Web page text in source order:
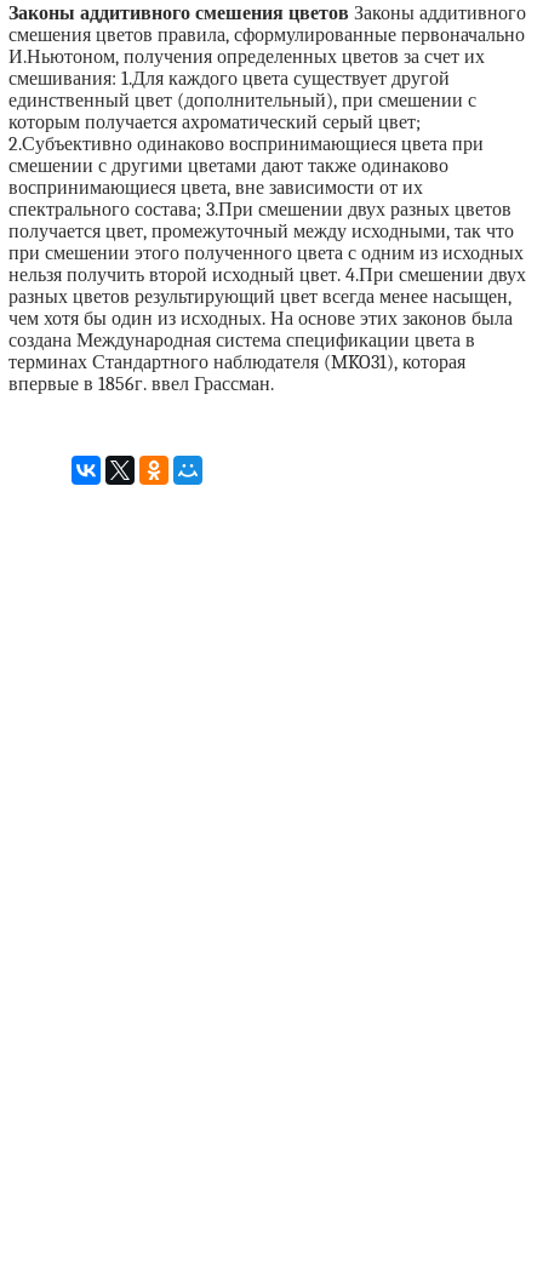
Законы аддитивного смешения цветов Законы аддитивного
смешения цветов правила, сформулированные первоначально
И.Ньютоном, получения определенных цветов за счет их
смешивания: 1.Для каждого цвета существует другой
единственный цвет (дополнительный), при смешении с
которым получается ахроматический серый цвет;
2.Субъективно одинаково воспринимающиеся цвета при
смешении с другими цветами дают также одинаково
воспринимающиеся цвета, вне зависимости от их
спектрального состава; 3.При смешении двух разных цветов
получается цвет, промежуточный между исходными, так что
при смешении этого полученного цвета с одним из исходных
нельзя получить второй исходный цвет. 4.При смешении двух
разных цветов результирующий цвет всегда менее насыщен,
чем хотя бы один из исходных. На основе этих законов была
создана Международная система спецификации цвета в
терминах Стандартного наблюдателя (MKO31), которая
впервые в 1856г. ввел Грассман.